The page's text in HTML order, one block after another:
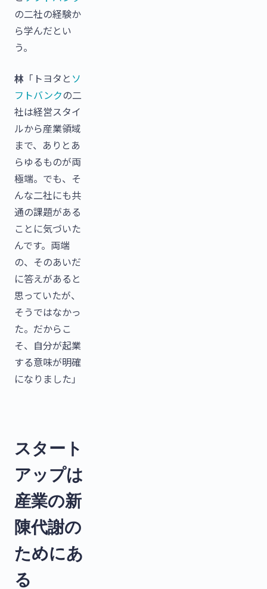
の二社の経験か
ら学んだとい
う。
林 「トヨタと ソ
フトバンクの二
社は経営スタイ
ルから産業領域
まで、ありとあ
らゆるものが両
極端。でも、そ
んな二社にも共
通の課題がある
ことに気づいた
んです。両端
の、そのあいだ
に答えがあると
思っていたが、
そうではなかっ
た。だからこ
そ、自分が起業
する意味が明確
になりました」
スタート
アップは
産業の新
陳代謝の
ためにあ
る